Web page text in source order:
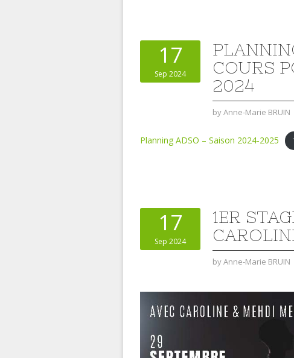
17
Sep 2024
COURS
2024
byAnne-Marie BRUIN
Planning ADSO – Saison 2024-2025
17
Sep 2024
1ER
byAnne-Marie BRUIN